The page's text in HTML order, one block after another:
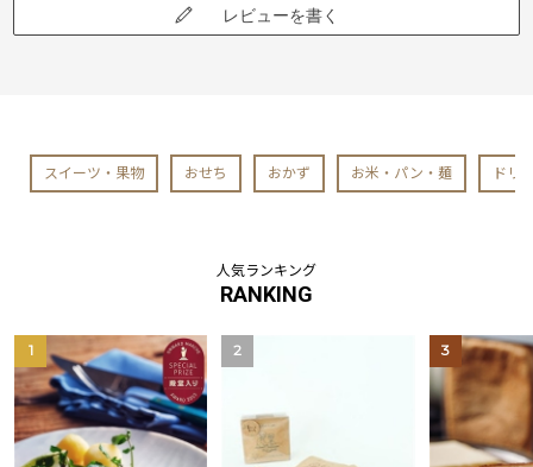
レビューを書く
スイーツ・果物 おせち おかず お米・パン・麺 ドリ
人気ランキング
RANKING
1 2 3